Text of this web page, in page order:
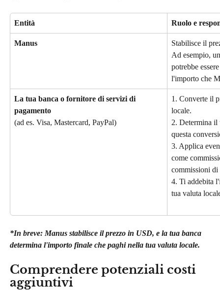
Entità Ruolo e
Manus
Stabilisce il
Ad esempio,
potrebbe
l'importo che
La tua banca o fornitore di servizi di
pagamento
(ad es. Visa, Mastercard, PayPal)
1. Converte il
locale.
2. Determina il
questa
3. Applica
come
commissioni di
4. Ti addebita
tua valuta
*In breve: Manus stabilisce il prezzo in USD, e la tua banca
determina l'importo finale che paghi nella tua valuta locale.
Comprendere potenziali costi
aggiuntivi